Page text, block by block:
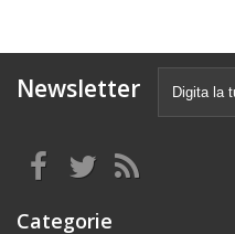
Newsletter
Categorie